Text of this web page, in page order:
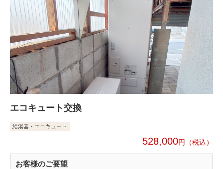
エコキュート交換
給湯器・エコキュート
528,000円
お客様のご要望